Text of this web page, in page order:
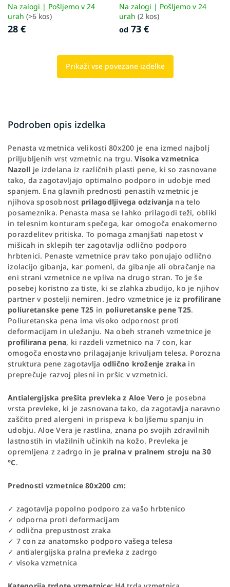
Na zalogi | Pošljemo v 24
urah (>6 kos)
28 €
Na zalogi | Pošljemo v 24
urah (2 kos)
od 73 €
Prikaži vse povezane izdelke
Podroben opis izdelka
Penasta vzmetnica velikosti 80x200 je ena izmed najbolj
priljubljenih vrst vzmetnic na trgu.Visoka vzmetnica
Nazoll je izdelana iz različnih plasti pene, ki so zasnovane
tako, da zagotavljajo optimalno podporo in udobje med
spanjem. Ena glavnih prednosti penastih vzmetnic je
njihova sposobnost prilagodljivega odzivanja na telo
posameznika. Penasta masa se lahko prilagodi teži, obliki
in telesnim konturam spečega, kar omogoča enakomerno
porazdelitev pritiska. To pomaga zmanjšati napetost v
mišicah in sklepih ter zagotavlja odlično podporo
hrbtenici. Penaste vzmetnice prav tako ponujajo odlično
izolacijo gibanja, kar pomeni, da gibanje ali obračanje na
eni strani vzmetnice ne vpliva na drugo stran. To je še
posebej koristno za tiste, ki se zlahka zbudijo, ko je njihov
partner v postelji nemiren. Jedro vzmetnice je iz profilirane
poliuretanske pene T25 in poliuretanske pene T25.
Poliuretanska pena ima visoko odpornost proti
deformacijam in uležanju. Na obeh straneh vzmetnice je
profilirana pena, ki razdeli vzmetnico na 7 con, kar
omogoča enostavno prilagajanje krivuljam telesa. Porozna
struktura pene zagotavlja odlično kroženje zraka in
preprečuje razvoj plesni in pršic v vzmetnici.
Antialergijska prešita prevleka z Aloe Vero je posebna
vrsta prevleke, ki je zasnovana tako, da zagotavlja naravno
zaščito pred alergeni in prispeva k boljšemu spanju in
udobju. Aloe Vera je rastlina, znana po svojih zdravilnih
lastnostih in vlažilnih učinkih na kožo. Prevleka je
opremljena z zadrgo in je pralna v pralnem stroju na 30
°C.
Prednosti vzmetnice 80x200 cm:
✓ zagotavlja popolno podporo za vašo hrbtenico
✓ odporna proti deformacijam
✓ odlična prepustnost zraka
✓ 7 con za anatomsko podporo vašega telesa
✓ antialergijska pralna prevleka z zadrgo
✓ visoka vzmetnica